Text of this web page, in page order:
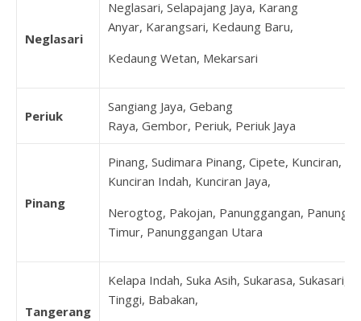
Neglasari
Neglasari, Selapajang Jaya, Karang
Anyar, Karangsari, Kedaung Baru,
Kedaung Wetan, Mekarsari
Periuk
Sangiang Jaya, Gebang
Raya, Gembor, Periuk, Periuk Jaya
Pinang
Pinang, Sudimara Pinang, Cipete, Kunciran,
Kunciran Indah, Kunciran Jaya,
Nerogtog, Pakojan, Panunggangan,
Timur, Panunggangan Utara
Tangerang
Kelapa Indah, Suka Asih, Sukarasa, Sukasari,
Tinggi, Babakan,